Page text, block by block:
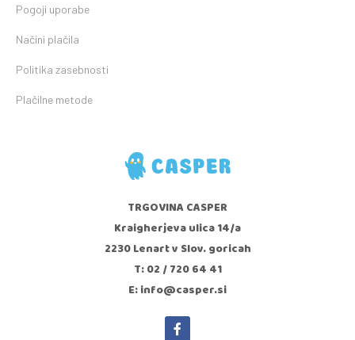
Pogoji uporabe
Načini plačila
Politika zasebnosti
Plačilne metode
TRGOVINA CASPER
Kraigherjeva ulica 14/a
2230 Lenart v Slov. goricah
T: 02 / 720 64 41
E: info@casper.si